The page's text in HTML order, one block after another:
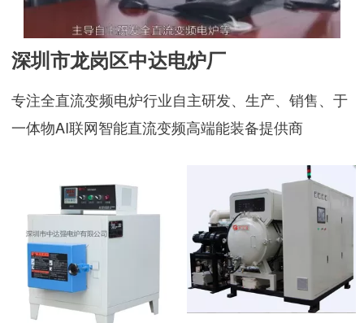
深圳市龙岗区中达电炉厂
专注全直流变频电炉行业自主研发、生产、销售、于
一体物AI联网智能直流变频高端能装备提供商